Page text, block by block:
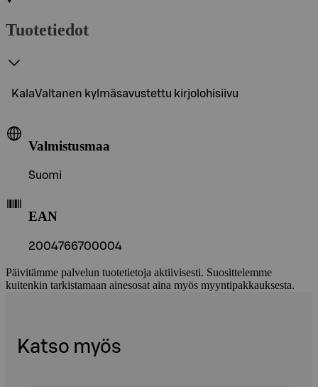
Tuotetiedot
KalaValtanen kylmäsavustettu kirjolohisiivu
Valmistusmaa
Suomi
EAN
2004766700004
Päivitämme palvelun tuotetietoja aktiivisesti. Suosittelemme
kuitenkin tarkistamaan ainesosat aina myös myyntipakkauksesta.
Katso myös